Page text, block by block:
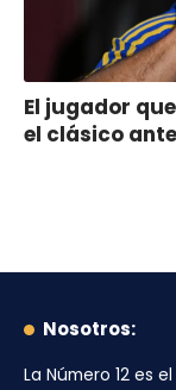
El jugador
el clásico
Nosotros:
La Número 12 es